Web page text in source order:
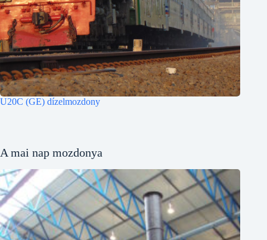
U20C (GE) dízelmozdony
A mai nap mozdonya